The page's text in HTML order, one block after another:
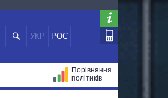
УКР РОС
Порівняння
політиків